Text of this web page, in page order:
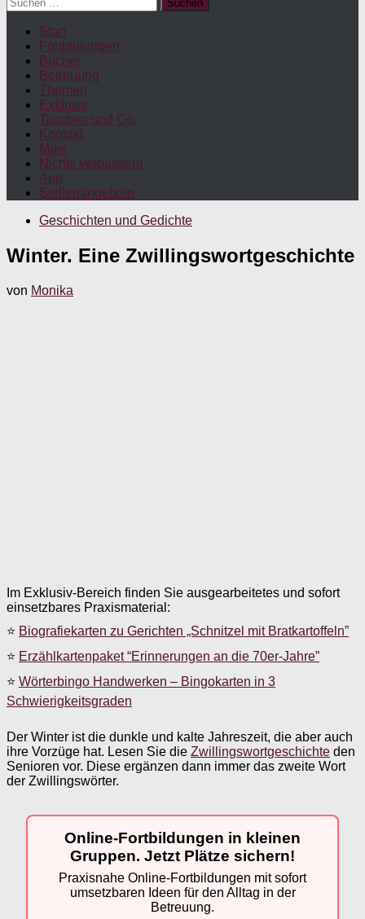
nach:
Start
Fortbildungen
Bücher
Betreuung
Themen
Exklusiv
Taschen und Co.
Kontakt
Maw
Nichts verpassen!
App
Stellenangebote
Geschichten und Gedichte
Winter. Eine Zwillingswortgeschichte
von Monika
Im Exklusiv-Bereich finden Sie ausgearbeitetes und sofort
einsetzbares Praxismaterial:
⭐ Biografiekarten zu Gerichten „Schnitzel mit Bratkartoffeln”
⭐ Erzählkartenpaket “Erinnerungen an die 70er-Jahre”
⭐ Wörterbingo Handwerken – Bingokarten in 3
Schwierigkeitsgraden
Der Winter ist die dunkle und kalte Jahreszeit, die aber auch
ihre Vorzüge hat. Lesen Sie die Zwillingswortgeschichte den
Senioren vor. Diese ergänzen dann immer das zweite Wort
der Zwillingswörter.
Online-Fortbildungen in kleinen
Gruppen. Jetzt Plätze sichern!
Praxisnahe Online-Fortbildungen mit sofort
umsetzbaren Ideen für den Alltag in der
Betreuung.